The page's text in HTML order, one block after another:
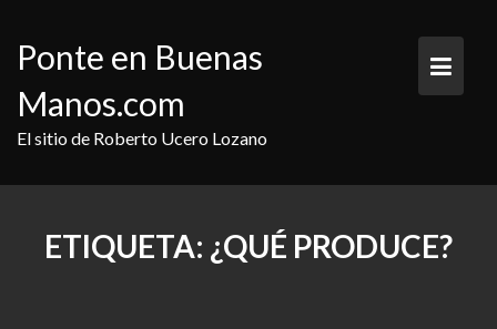
contenido
Ponte en Buenas
Manos.com
El sitio de Roberto Ucero Lozano
ETIQUETA: ¿QUÉ PRODUCE?